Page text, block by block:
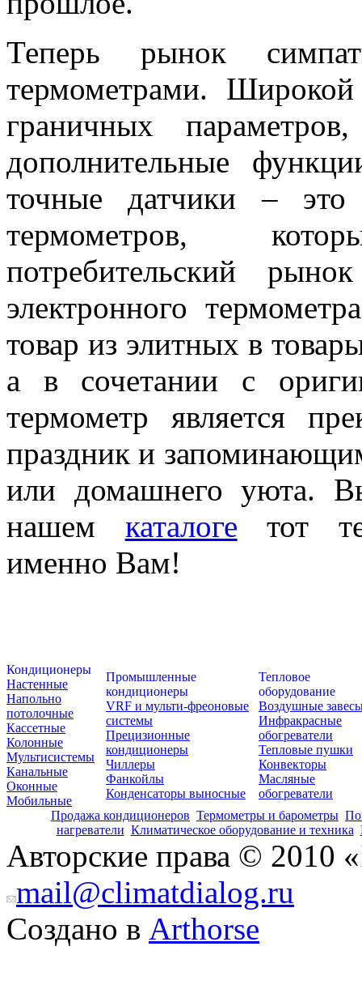
Теперь рынок
термометрами.
граничных
дополнительные
точные датчики –
термометров,
потребительский
электронного
товар из элитных в
а в сочетании с
термометр является
праздник и
или домашнего уюта.
нашем каталоге тот
именно Вам!
Кондиционеры
Настенные
Напольно
потолочные
Кассетные
Колонные
Мультисистемы
Канальные
Оконные
Мобильные
Промышленные
кондиционеры
VRF и мульти-фреоновые
системы
Прецизионные
кондиционеры
Чиллеры
Фанкойлы
Конденсаторы выносные
Тепловое
оборудование
Воздушные
Инфракрасные
обогреватели
Тепловые пушки
Конвекторы
Масляные
обогреватели
Продажа кондиционеров Термометры и барометры
нагреватели Климатическое оборудование и техника
Авторские права © 2010 «
mail@climatdialog.ru
Создано в Arthorse